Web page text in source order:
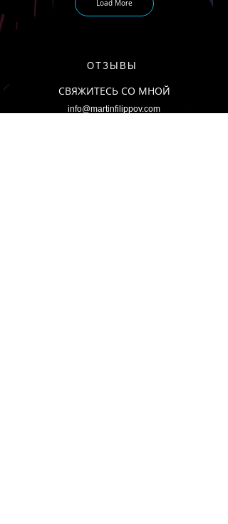
Load More
ОТЗЫВЫ
СВЯЖИТЕСЬ СО МНОЙ
info@martinfilippov.com